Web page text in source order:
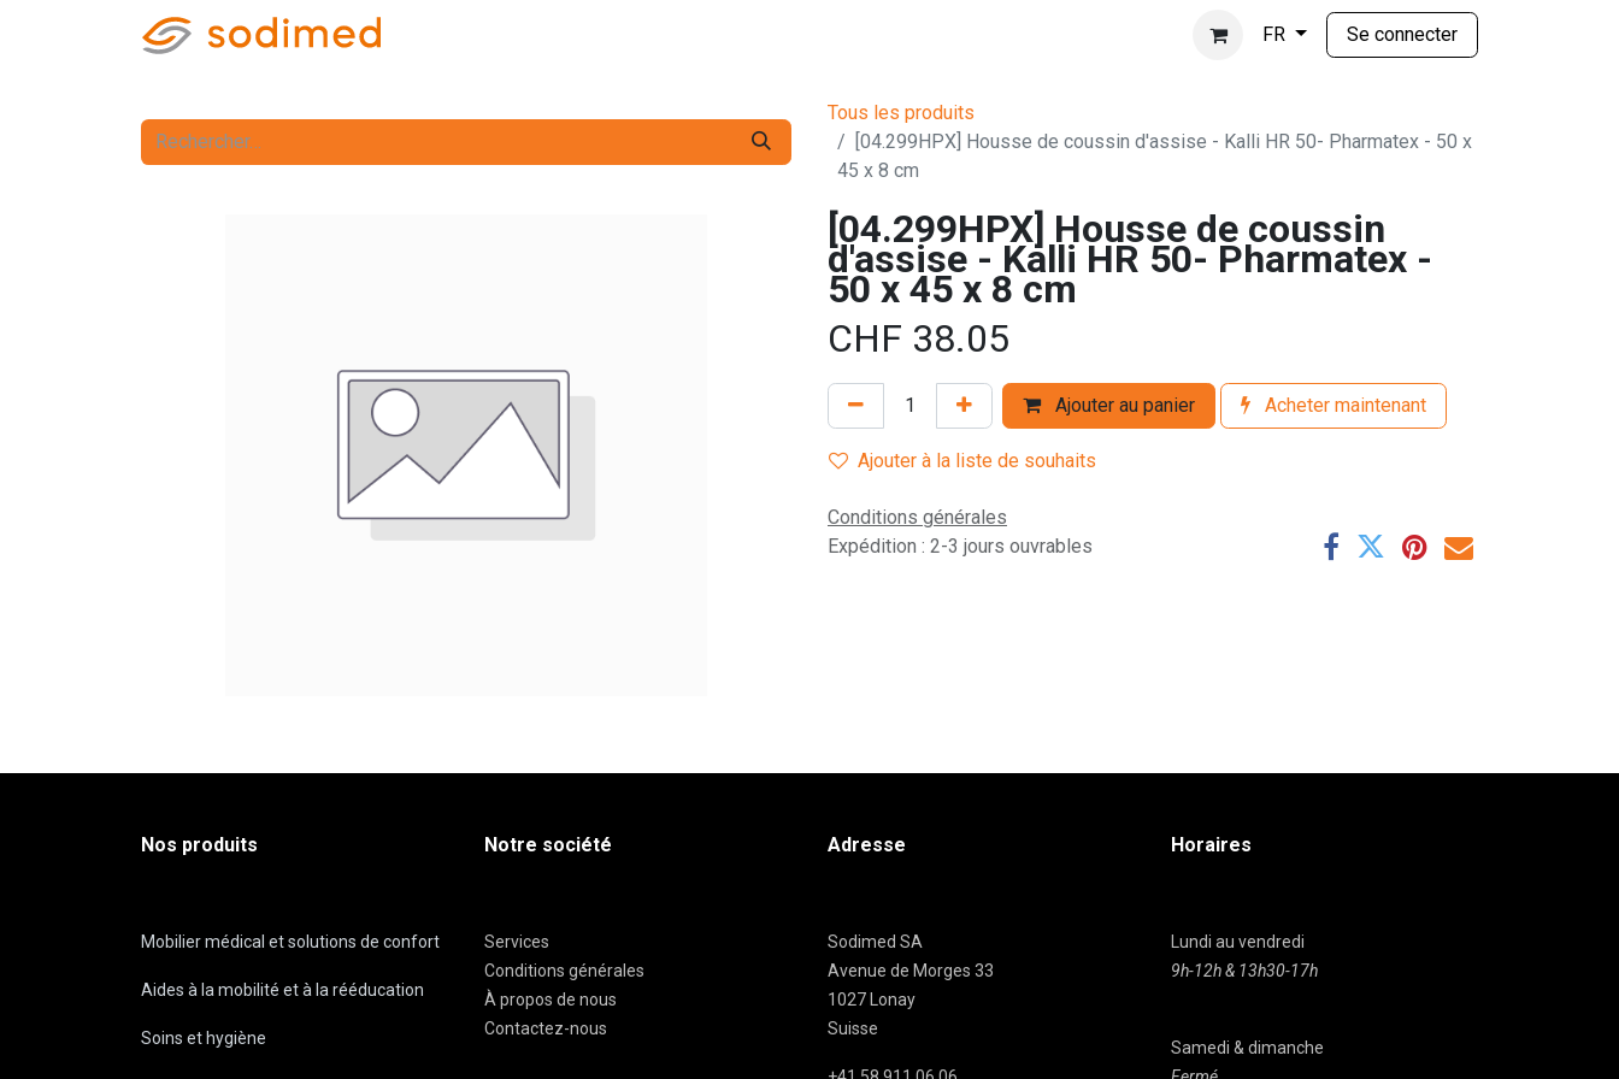
FR Se connecter
Tous les produits
[04.299HPX] Housse de coussin d'assise - Kalli HR 50- Pharmatex - 50 x
45 x 8 cm
[04.299HPX] Housse de coussin
d'assise - Kalli HR 50- Pharmatex -
50 x 45 x 8 cm
CHF 38.05
Ajouter au panier Acheter maintenant
Ajouter à la liste de souhaits
Conditions générales
Expédition : 2-3 jours ouvrables
Nos produits
Mobilier médical et solutions de confort
Aides à la mobilité et à la rééducation
Soins et hygiène
Notre société
Services
Conditions générales
À propos de nous
Contactez-nous
Adresse
Sodimed SA
Avenue de Morges 33
1027 Lonay
Suisse
Horaires
Lundi au vendredi
9h-12h & 13h30-17h
Samedi & dimanche